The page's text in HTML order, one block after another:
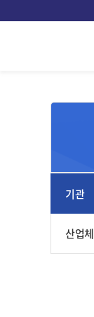
기관
산업체